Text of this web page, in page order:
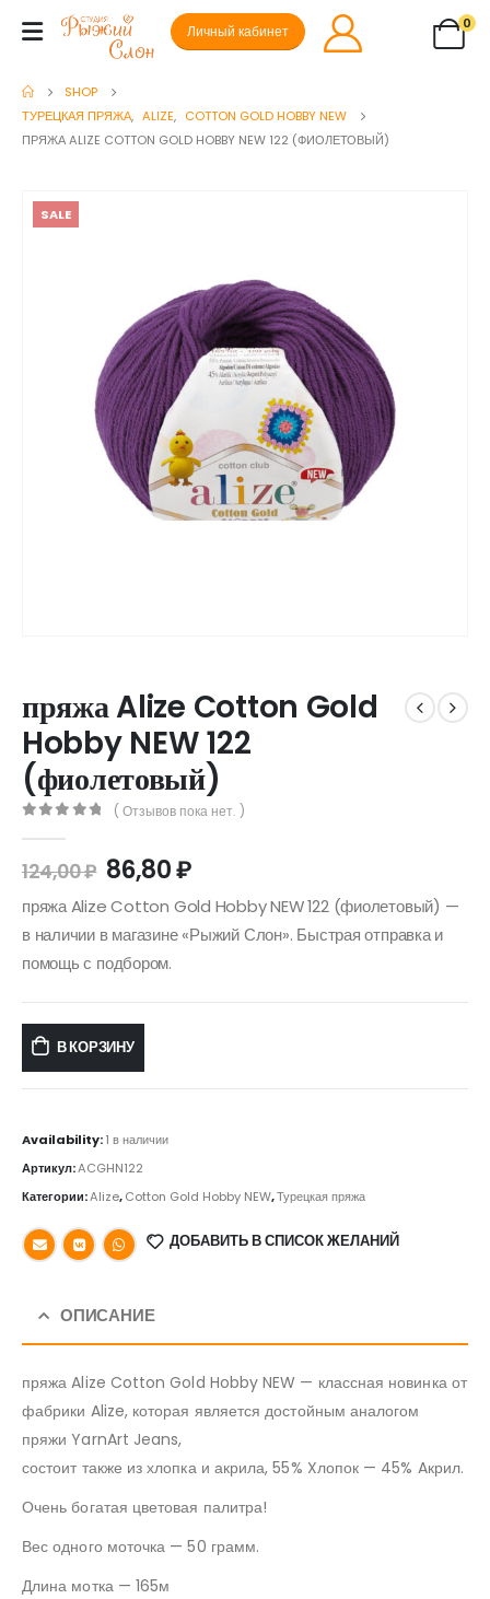
Личный кабинет
0
SHOP
ТУРЕЦКАЯ ПРЯЖА, ALIZE, COTTON GOLD HOBBY NEW
ПРЯЖА ALIZE COTTON GOLD HOBBY NEW 122 (ФИОЛЕТОВЫЙ)
SALE
пряжа Alize Cotton Gold
Hobby NEW 122
(фиолетовый)
( Отзывов пока нет. )
124,00₽ 86,80₽
пряжа Alize Cotton Gold Hobby NEW 122 (фиолетовый) —
в наличии в магазине «Рыжий Слон». Быстрая отправка и
помощь с подбором.
В КОРЗИНУ
Availability:1 в наличии
Артикул:ACGHN122
Категории:Alize,Cotton Gold Hobby NEW,Турецкая пряжа
ДОБАВИТЬ В СПИСОК ЖЕЛАНИЙ
ОПИСАНИЕ
пряжа Alize Cotton Gold Hobby NEW — классная новинка от
фабрики Alize, которая является достойным аналогом
пряжи YarnArt Jeans,
состоит также из хлопка и акрила, 55% Xлопок — 45% Aкрил.
Очень богатая цветовая палитра!
Вес одного моточка — 50 грамм.
Длина мотка — 165м